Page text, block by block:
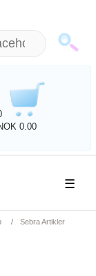
0.00
☰
Sebra Artikler